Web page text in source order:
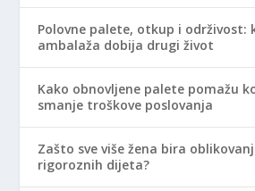
Polovne palete, otkup i održivost:
ambalaža dobija drugi život
Kako obnovljene palete pomažu
smanje troškove poslovanja
Zašto sve više žena bira
rigoroznih dijeta?